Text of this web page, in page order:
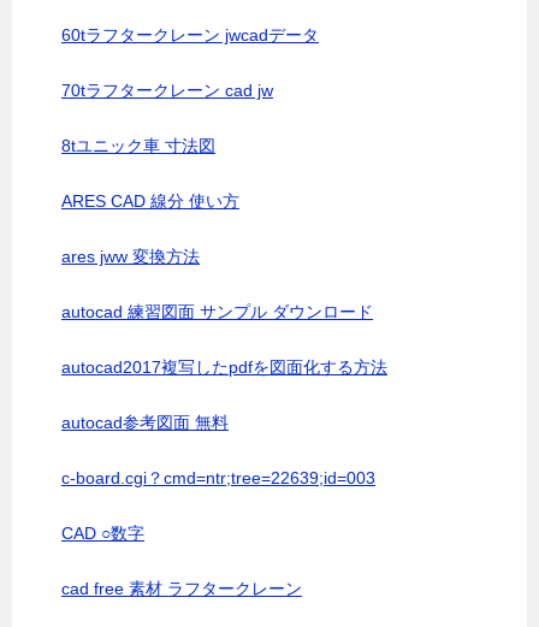
60tラフタークレーン jwcadデータ
70tラフタークレーン cad jw
8tユニック車 寸法図
ARES CAD 線分 使い方
ares jww 変換方法
autocad 練習図面 サンプル ダウンロード
autocad2017複写したpdfを図面化する方法
autocad参考図面 無料
c-board.cgi？cmd=ntr;tree=22639;id=003
CAD ○数字
cad free 素材 ラフタークレーン